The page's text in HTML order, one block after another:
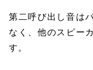
第二呼び出し音は
なく、他のスピー
す。